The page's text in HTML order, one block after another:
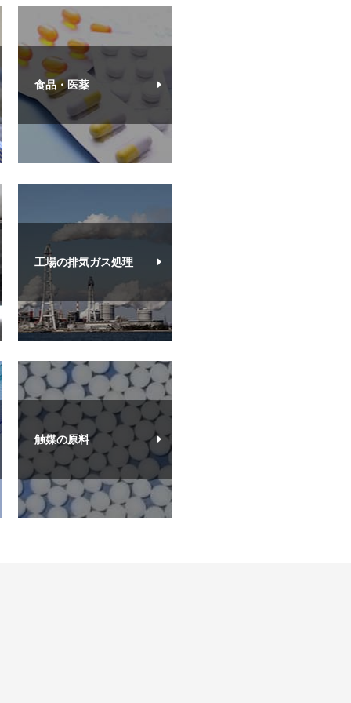
食品・医薬
工場の排気ガス処理
触媒の原料